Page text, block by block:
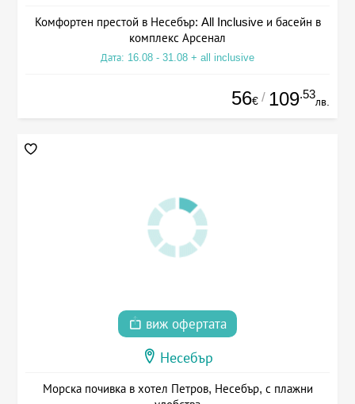
Комфортен престой в Несебър: All Inclusive и басейн в
комплекс Арсенал
Дата: 16.08 - 31.08 + all inclusive
56€ / 109.53
лв.
виж офертата
Несебър
Морска почивка в хотел Петров, Несебър, с плажни